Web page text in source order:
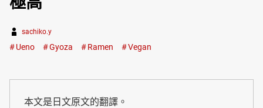
sachiko.y
Ueno Gyoza Ramen Vegan
本文是日文原文的翻譯。